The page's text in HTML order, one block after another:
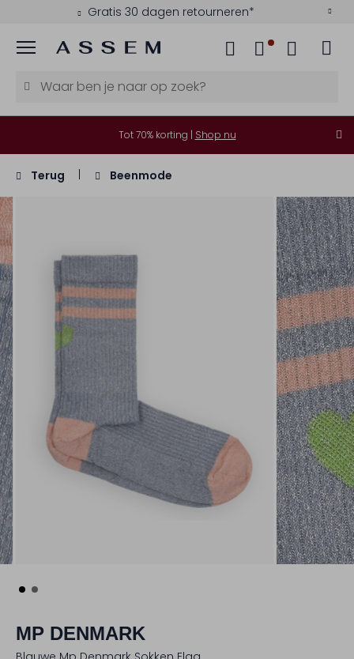
Gratis 30 dagen retourneren*
Menu
Tot 70% korting | Shop nu
Terug Beenmode
MP DENMARK